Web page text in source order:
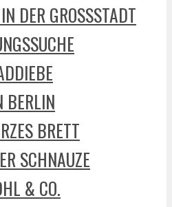
DER GROSSSTADT
BERLIN
BRETT
SCHNAUZE
& CO.